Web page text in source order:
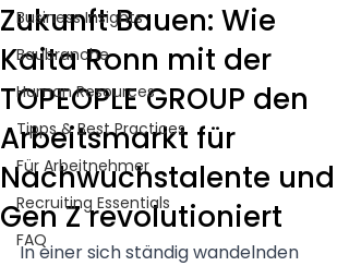
Business Insights
Baubranche
Human Resources
Tipps & Best Practices
Für Arbeitnehmer
Recruiting Essentials
FAQ
Zukunft Bauen: Wie
Kaita Ronn mit der
TOPEOPLE GROUP den
Arbeitsmarkt für
Nachwuchstalente und
Gen Z revolutioniert
In einer sich ständig wandelnden